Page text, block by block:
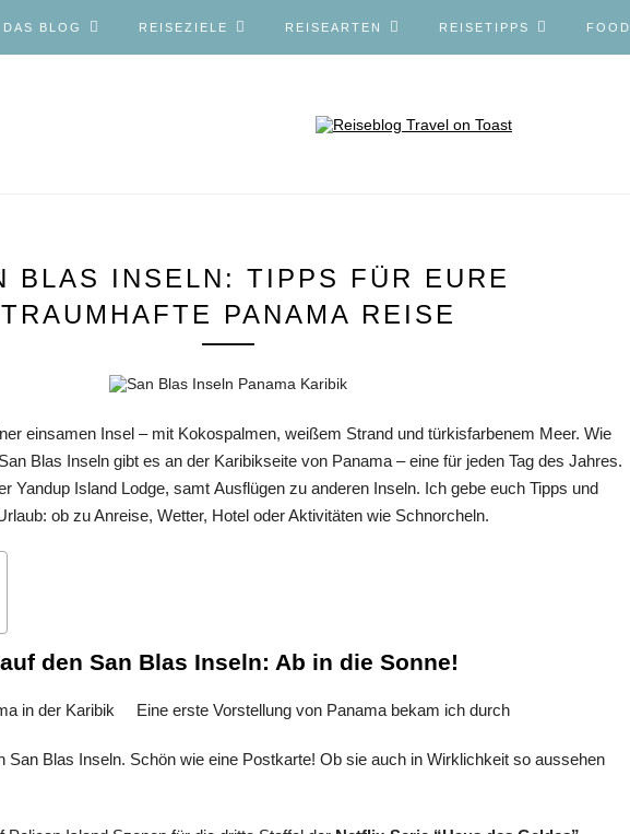
DAS BLOG REISEZIELE REISEARTEN REISETIPPS FOOD
BLAS INSELN: TIPPS FÜR EURE
TRAUMHAFTE PANAMA REISE
einsamen Insel – mit Kokospalmen, weißem Strand und türkisfarbenem Meer. Wie
Blas Inseln gibt es an der Karibikseite von Panama – eine für jeden Tag des Jahres.
Yandup Island Lodge, samt Ausflügen zu anderen Inseln. Ich gebe euch Tipps und
ob zu Anreise, Wetter, Hotel oder Aktivitäten wie Schnorcheln.
den San Blas Inseln: Ab in die Sonne!
Eine erste Vorstellung von Panama bekam ich durch
San Blas Inseln. Schön wie eine Postkarte! Ob sie auch in Wirklichkeit so aussehen